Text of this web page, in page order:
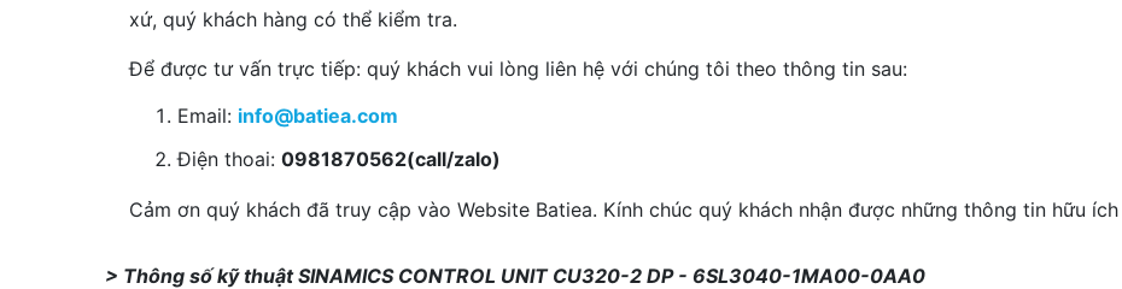
xứ, quý khách hàng có thể kiểm tra.
Để được tư vấn trực tiếp: quý khách vui lòng liên hệ với chúng tôi theo thông tin sau:
Email: info@batiea.com
Điện thoai: 0981870562(call/zalo)
Cảm ơn quý khách đã truy cập vào Website Batiea. Kính chúc quý khách nhận được những thông tin hữu
> Thông số kỹ thuật SINAMICS CONTROL UNIT CU320-2 DP - 6SL3040-1MA00-0AA0